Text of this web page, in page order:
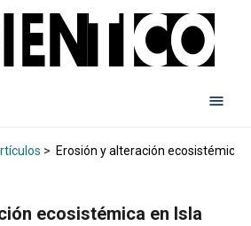
> Erosión y alteración ecosistémica
ecosistémica en Isla